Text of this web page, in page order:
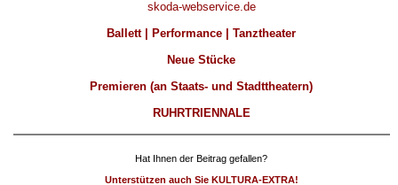
skoda-webservice.de
Ballett | Performance | Tanztheater
Neue Stücke
Premieren (an Staats- und Stadttheatern)
RUHRTRIENNALE
Hat Ihnen der Beitrag gefallen?
Unterstützen auch Sie KULTURA-EXTRA!